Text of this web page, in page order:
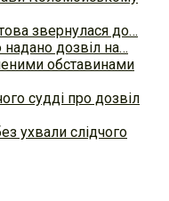
звернулася до…
надано дозвіл на…
обставинами
судді про дозвіл
ухвали слідчого